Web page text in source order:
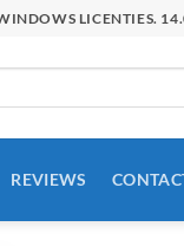
REVIEWS